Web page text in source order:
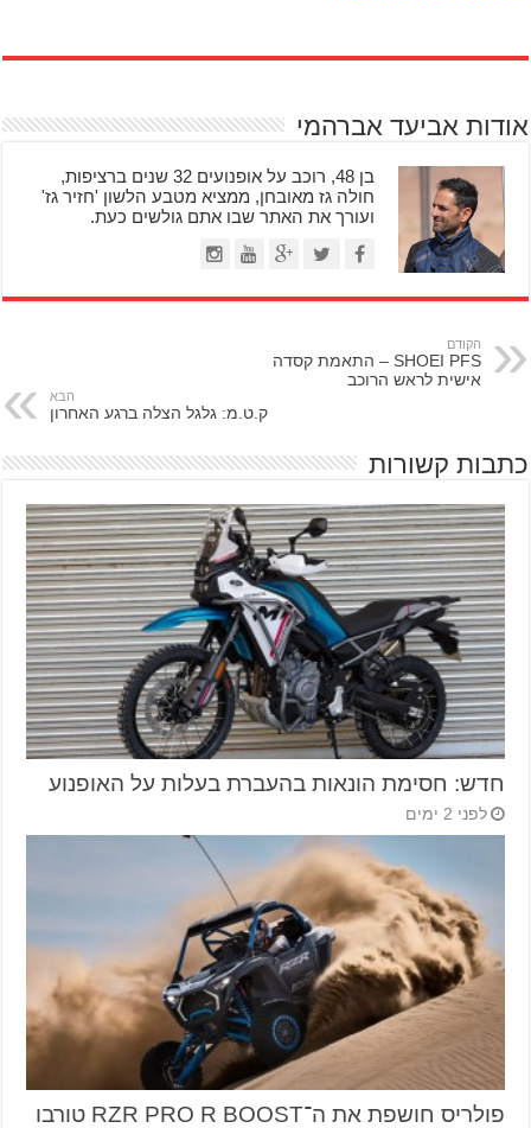
אודות אביעד אברהמי
בן 48, רוכב על אופנועים 32 שנים ברציפות,
חולה גז מאובחן, ממציא מטבע הלשון 'חזיר גז'
ועורך את האתר שבו אתם גולשים כעת.
הקודם
SHOEI PFS – התאמת קסדה
אישית לראש הרוכב
הבא
ק.ט.מ: גלגל הצלה ברגע האחרון
כתבות קשורות
חדש: חסימת הונאות בהעברת בעלות על האופנוע
לפני 2 ימים
פולריס חושפת את ה־RZR PRO R BOOST טורבו